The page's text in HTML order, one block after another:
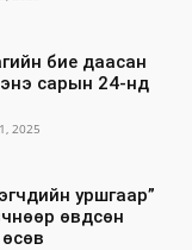
бие даасан
энэ сарын 24-нд
2025
уршгаар”
өвдсөн